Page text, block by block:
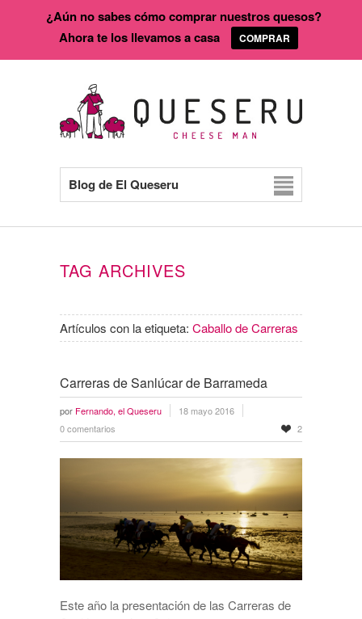
Blog de El Queseru
TAG ARCHIVES
Artículos con la etiqueta: Caballo de Carreras
Carreras de Sanlúcar de Barrameda
por Fernando, el Queseru
18 mayo 2016
0 comentarios
2
Este año la presentación de las Carreras de
¿Aún no sabes cómo comprar nuestros quesos?
Ahora te los llevamos a casa
COMPRAR